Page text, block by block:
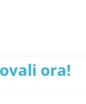
ora!